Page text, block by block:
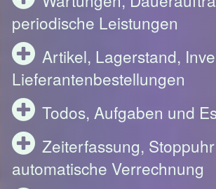
periodische Leistungen
Artikel, Lagerstand,
Lieferantenbestellungen
Todos, Aufgaben und
Zeiterfassung,
automatische Verrechnung